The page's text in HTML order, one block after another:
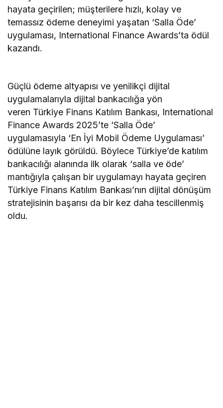
hayata geçirilen; müşterilere hızlı, kolay ve
temassız ödeme deneyimi yaşatan ‘Salla Öde’
uygulaması, International Finance Awards’ta ödül
kazandı.
Güçlü ödeme altyapısı ve yenilikçi dijital
uygulamalarıyla dijital bankacılığa yön
veren Türkiye Finans Katılım Bankası, International
Finance Awards 2025’te ‘Salla Öde’
uygulamasıyla ‘En İyi Mobil Ödeme Uygulaması’
ödülüne layık görüldü. Böylece Türkiye’de katılım
bankacılığı alanında ilk olarak ‘salla ve öde’
mantığıyla çalışan bir uygulamayı hayata geçiren
Türkiye Finans Katılım Bankası’nın dijital dönüşüm
stratejisinin başarısı da bir kez daha tescillenmiş
oldu.